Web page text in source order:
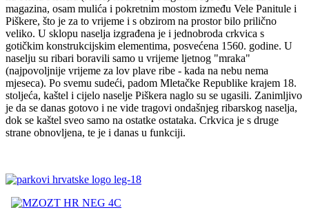
magazina, osam mulića i pokretnim mostom između Vele Panitule i
Piškere, što je za to vrijeme i s obzirom na prostor bilo prilično
veliko. U sklopu naselja izgrađena je i jednobroda crkvica s
gotičkim konstrukcijskim elementima, posvećena 1560. godine. U
naselju su ribari boravili samo u vrijeme ljetnog "mraka"
(najpovoljnije vrijeme za lov plave ribe - kada na nebu nema
mjeseca). Po svemu sudeći, padom Mletačke Republike krajem 18.
stoljeća, kaštel i cijelo naselje Piškera naglo su se ugasili. Zanimljivo
je da se danas gotovo i ne vide tragovi ondašnjeg ribarskog naselja,
dok se kaštel sveo samo na ostatke ostataka. Crkvica je s druge
strane obnovljena, te je i danas u funkciji.